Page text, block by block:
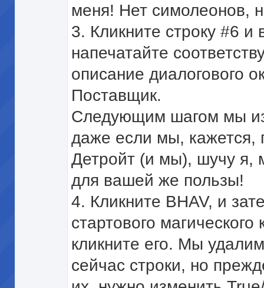
меня! Нет симолеонов,
3. Кликните строку #6 и
напечатайте
описание диалогового
Поставщик.
Следующим шагом мы
даже если мы, кажется,
Детройт (и мы), шучу я,
для вашей же пользы!
4. Кликните BHAV, и
стартового
кликните его. Мы
сейчас строки, но